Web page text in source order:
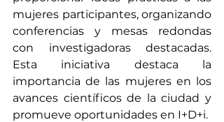
mujeres participantes, organizando
conferencias y mesas redondas
con investigadoras destacadas.
Esta iniciativa destaca la
importancia de las mujeres en los
avances científicos de la ciudad y
promueve oportunidades en I+D+i. ​